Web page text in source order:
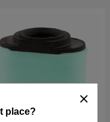
place?